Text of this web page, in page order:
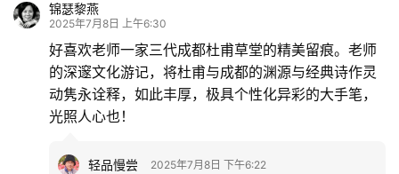
锦瑟黎燕
2025年7月8日 上午6:30
好喜欢老师一家三代成都杜甫草堂的精美留痕。老师
的深邃文化游记，将杜甫与成都的渊源与经典诗作灵
动隽永诠释，如此丰厚，极具个性化异彩的大手笔，
光照人心也！
轻品慢尝 2025年7月8日 下午6:22